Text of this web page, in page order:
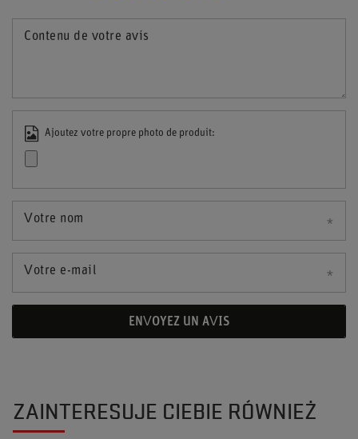
Contenu de votre avis
Ajoutez votre propre photo de produit:
Votre nom
Votre e-mail
ENVOYEZ UN AVIS
ZAINTERESUJE CIEBIE RÓWNIEŻ